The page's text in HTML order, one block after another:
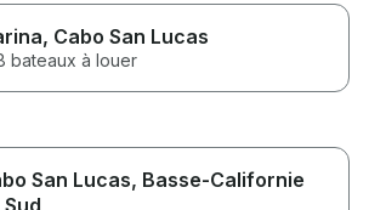
, Cabo San Lucas
bateaux à louer
San Lucas, Basse-Californie
Sud